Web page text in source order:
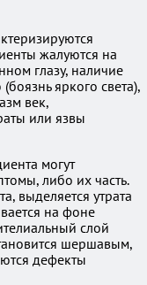
жалуются на
глазу, наличие
яркого света),
век,
или язвы
могут
либо их часть.
выделяется утрата
на фоне
слой
шершавым,
дефекты